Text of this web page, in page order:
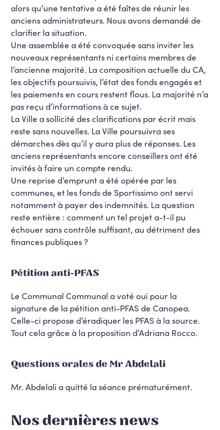
alors qu’une tentative a été faîtes de réunir les
anciens administrateurs. Nous avons demandé de
clarifier la situation.
Une assemblée a été convoquée sans inviter les
nouveaux représentants ni certains membres de
l’ancienne majorité. La composition actuelle du CA,
les objectifs poursuivis, l’état des fonds engagés et
les paiements en cours restent flous. La majorité n’a
pas reçu d’informations à ce sujet.
La Ville a sollicité des clarifications par écrit mais
reste sans nouvelles. La Ville poursuivra ses
démarches dès qu’il y aura plus de réponses. Les
anciens représentants encore conseillers ont été
invités à faire un compte rendu.
Une reprise d’emprunt a été opérée par les
communes, et les fonds de Sportissimo ont servi
notamment à payer des indemnités. La question
reste entière : comment un tel projet a-t-il pu
échouer sans contrôle suffisant, au détriment des
finances publiques ?
Pétition anti-PFAS
Le Communal Communal a voté oui pour la
signature de la pétition anti-PFAS de Canopea.
Celle-ci propose d’éradiquer les PFAS à la source.
Tout cela grâce à la proposition d’Adriana Rocco.
Questions orales de Mr Abdelali
Mr. Abdelali a quitté la séance prématurément.
Nos dernières news